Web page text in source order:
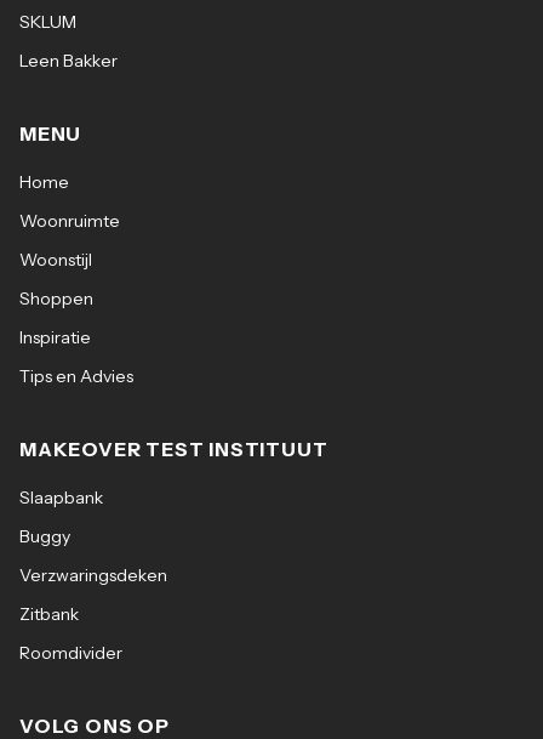
SKLUM
Leen Bakker
MENU
Home
Woonruimte
Woonstijl
Shoppen
Inspiratie
Tips en Advies
MAKEOVER TEST INSTITUUT
Slaapbank
Buggy
Verzwaringsdeken
Zitbank
Roomdivider
VOLG ONS OP